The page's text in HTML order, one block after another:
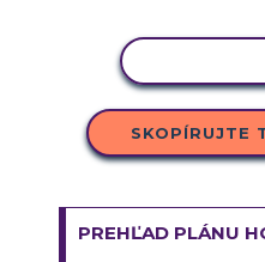
SKOPÍRUJTE
PREHĽAD PLÁNU